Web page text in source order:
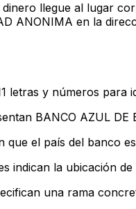
llegue al lugar
ANONIMA en la
letras y números
BANCO AZUL DE
que el país del banco
indican la ubicación
una rama